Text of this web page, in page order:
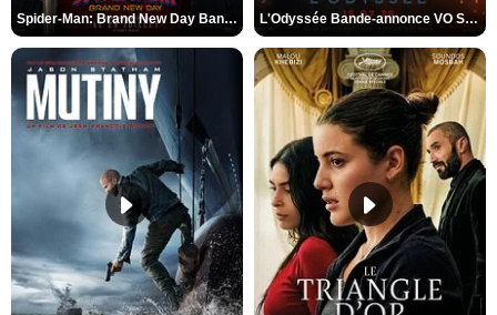
Spider-Man: Brand New Day Bande-annonce VO STFR L'Odyssée Bande-annonce VO STFR